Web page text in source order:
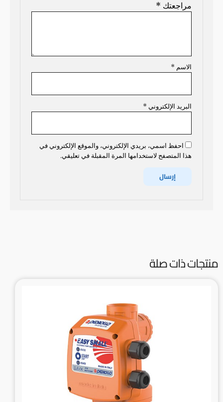
مراجعتك *
الاسم *
البريد الإلكتروني *
احفظ اسمي، بريدي الإلكتروني، والموقع الإلكتروني في
هذا المتصفح لاستخدامها المرة المقبلة في تعليقي.
منتجات ذات صلة